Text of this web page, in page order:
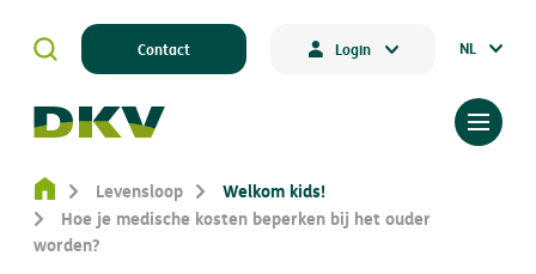
Contact Login NL
Levensloop
Welkom kids!
Hoe je medische kosten beperken bij het ouder
worden?